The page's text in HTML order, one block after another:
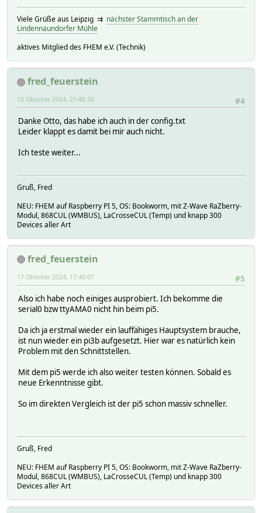
Viele Grüße aus Leipzig ⇉ nächster Stammtisch an der
Lindennaundorfer Mühle
aktives Mitglied des FHEM e.V. (Technik)
fred_feuerstein
#4
15 Oktober 2024, 21:48:26
Danke Otto, das habe ich auch in der config.txt
Leider klappt es damit bei mir auch nicht.
Ich teste weiter...
Gruß, Fred
NEU: FHEM auf Raspberry PI 5, OS: Bookworm, mit Z-Wave RaZberry-
Modul, 868CUL (WMBUS), LaCrosseCUL (Temp) und knapp 300
Devices aller Art
fred_feuerstein
#5
17 Oktober 2024, 17:40:07
Also ich habe noch einiges ausprobiert. Ich bekomme die
serial0 bzw ttyAMA0 nicht hin beim pi5.
Da ich ja erstmal wieder ein lauffähiges Hauptsystem brauche,
ist nun wieder ein pi3b aufgesetzt. Hier war es natürlich kein
Problem mit den Schnittstellen.
Mit dem pi5 werde ich also weiter testen können. Sobald es
neue Erkenntnisse gibt.
So im direkten Vergleich ist der pi5 schon massiv schneller.
Gruß, Fred
NEU: FHEM auf Raspberry PI 5, OS: Bookworm, mit Z-Wave RaZberry-
Modul, 868CUL (WMBUS), LaCrosseCUL (Temp) und knapp 300
Devices aller Art